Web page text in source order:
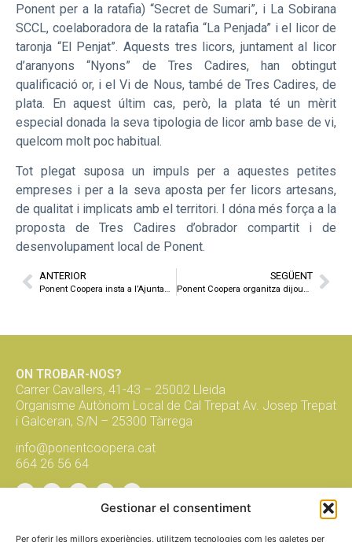
Gestionar el consentiment
Per oferir les millors experiències, utilitzem tecnologies com les galetes per
Ponent per a la ratafia) “Secret de Sumari”, i La Sobirana
SCCL, coelaboradora de la ratafia “La Penjada” i el licor de
taronja “El Penjat”. Aquests tres licors, juntament al licor
d’aranyons “Nyons” de Tres Cadires, han obtingut
qualificació or, i el Vi de Nous, també de Tres Cadires, de
plata. En aquest últim cas, però, la plata té un mèrit
especial donada la seva tipologia de licor amb base de vi,
quelcom molt poc habitual.
Tot plegat suposa un impuls per a aquestes petites
empreses i per a la seva aposta per fer licors artesans,
de qualitat i implicats amb el territori. I dóna més força a la
proposta de Tres Cadires d’obrador compartit i de
desenvolupament local de Ponent.
ANTERIOR SEGÜENT
ON TROBAR-NOS?
Carrer Cavallers, 41-43 – 25002 Lleida
Organisme Autònom Local de Cal Trepat Av. Josep Trepat
i Galceran, S/N – 25300 Tàrrega
info@ponentcoopera.cat
664 26 56 64
Suma't a la xarxa, subscriu-te al
butlletí!